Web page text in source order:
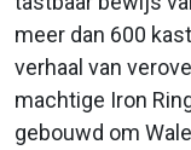
meer dan 600
verhaal van
machtige Iron
gebouwd om